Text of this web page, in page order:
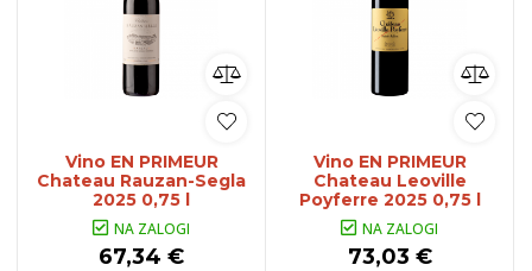
Vino EN PRIMEUR
Chateau Rauzan-Segla
2025 0,75 l
NA ZALOGI
67,34 €
Vino EN PRIMEUR
Chateau Leoville
Poyferre 2025 0,75 l
NA ZALOGI
73,03 €